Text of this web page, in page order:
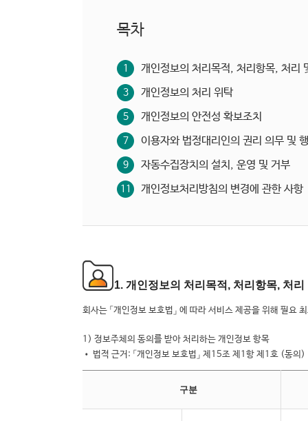
목차
1 개인정보의 처리목적, 처리항목, 처리
3 개인정보의 처리 위탁
5 개인정보의 안전성 확보조치
7 이용자와 법정대리인의 권리 의무 및
9 자동수집장치의 설치, 운영 및 거부
11 개인정보처리방침의 변경에 관한 사항
1. 개인정보의 처리목적, 처리항목, 처리
회사는 「개인정보 보호법」 에 따라 서비스 제공을 위해 필
1) 정보주체의 동의를 받아 처리하는 개인정보 항목
• 법적 근거: 「개인정보 보호법」 제15조 제1항 제1호 (동의)
구분